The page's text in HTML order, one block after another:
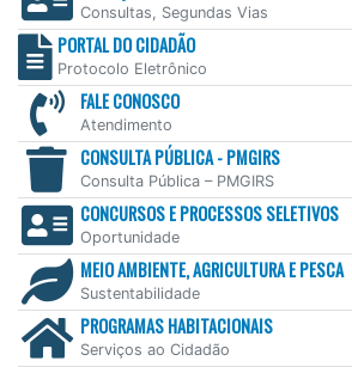
Consultas, Segundas Vias
PORTAL DO CIDADÃO
Protocolo Eletrônico
FALE CONOSCO
Atendimento
CONSULTA PÚBLICA - PMGIRS
Consulta Pública – PMGIRS
CONCURSOS E PROCESSOS SELETIVOS
Oportunidade
MEIO AMBIENTE, AGRICULTURA E PESCA
Sustentabilidade
PROGRAMAS HABITACIONAIS
Serviços ao Cidadão